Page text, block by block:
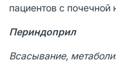
пациентов с почечной
Периндоприл
Всасывание,